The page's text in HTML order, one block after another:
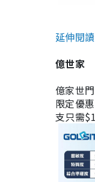
延伸閱
億世家
億家世
限定優
支只需